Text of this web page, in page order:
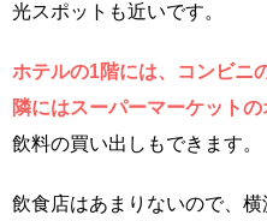
光スポットも近いです。
ホテルの1階には、コンビニ
隣にはスーパーマーケットの
飲料の買い出しもできます。
飲食店はあまりないので、